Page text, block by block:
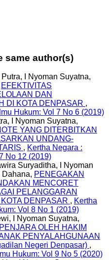
same author(s)
I Nyoman Suyatna,
EFEKTIVITAS
DAN
DI KOTA DENPASAR ,
Hukum: Vol 7 No 6 (2019)
I Nyoman Suyatna,
YANG DITERBITKAN
UNDANG-
, Kertha Negara :
No 12 (2019)
Suryaditha, I Nyoman
Dahana, PENEGAKAN
MENCORET
PELANGGARAN
DENPASAR , Kertha
Vol 8 No 1 (2019)
I Nyoman Suyatna,
OLEH HAKIM
PENYALAHGUNAAN
Negeri Denpasar) ,
Hukum: Vol 9 No 5 (2020)